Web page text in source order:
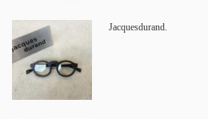
Jacquesdurand.